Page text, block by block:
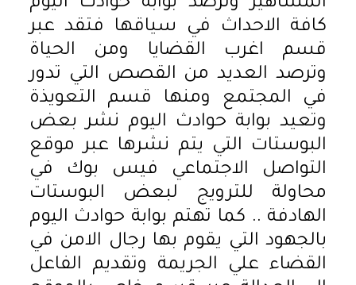
كافة الاحداث في سياقها فتقد عبر
قسم اغرب القضايا ومن الحياة
وترصد العديد من القصص التي تدور
في المجتمع ومنها قسم التعويذة
وتعيد بوابة حوادث اليوم نشر بعض
البوستات التي يتم نشرها عبر موقع
التواصل الاجتماعي فيس بوك في
محاولة للترويج لبعض البوستات
الهادفة .. كما تهتم بوابة حوادث اليوم
بالجهود التي يقوم بها رجال الامن في
القضاء علي الجريمة وتقديم الفاعل